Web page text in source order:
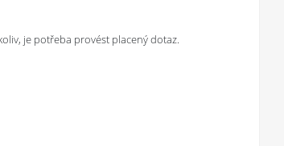
je potřeba provést placený dotaz.